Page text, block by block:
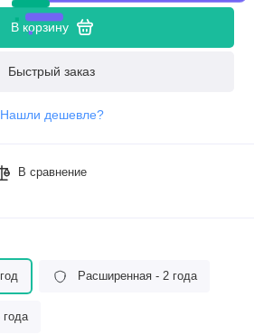
В корзину
Быстрый заказ
Нашли дешевле?
В сравнение
Расширенная - 2 года